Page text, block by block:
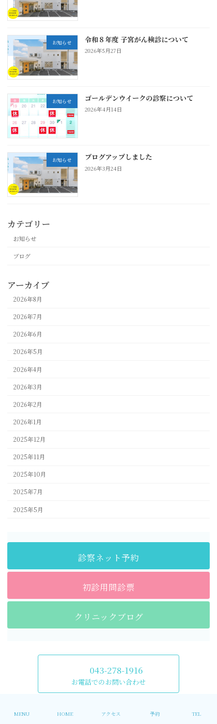
お知らせ 令和８年度 子宮がん検診について
2026年5月27日
お知らせ ゴールデンウイークの診察について
2026年4月14日
お知らせ ブログアップしました
2026年3月24日
カテゴリー
お知らせ
ブログ
アーカイブ
2026年8月
2026年7月
2026年6月
2026年5月
2026年4月
2026年3月
2026年2月
2026年1月
2025年12月
2025年11月
2025年10月
2025年7月
2025年5月
診察ネット予約
初診用問診票
クリニックブログ
043-278-1916
お電話でのお問い合わせ
MENU HOME アクセス 予約 TEL